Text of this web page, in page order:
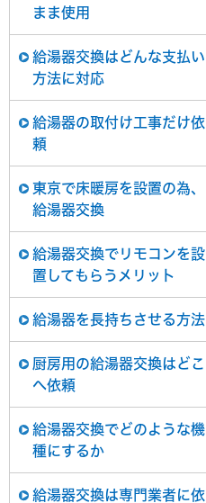
まま使用
給湯器交換はどんな支払い
方法に対応
給湯器の取付け工事だけ依
頼
東京で床暖房を設置の為、
給湯器交換
給湯器交換でリモコンを設
置してもらうメリット
給湯器を長持ちさせる方法
厨房用の給湯器交換はどこ
へ依頼
給湯器交換でどのような機
種にするか
給湯器交換は専門業者に依